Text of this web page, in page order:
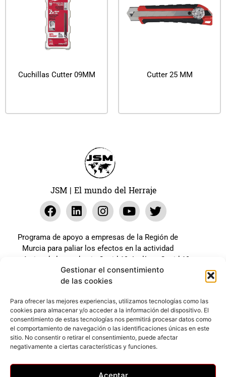
Gestionar el consentimiento
de las cookies
Para ofrecer las mejores experiencias, utilizamos tecnologías como las
cookies para almacenar y/o acceder a la información del dispositivo. El
consentimiento de estas tecnologías nos permitirá procesar datos como
el comportamiento de navegación o las identificaciones únicas en este
sitio. No consentir o retirar el consentimiento, puede afectar
negativamente a ciertas características y funciones.
Aceptar
Cuchillas Cutter 09MM Cutter 25 MM
JSM | El mundo del Herraje
Programa de apoyo a empresas de la Región de
Murcia para paliar los efectos en la actividad
económica de la pandemia Covid-19. La línea Covid-19
coste cero cofinanciada por la unión europea.
Expediente: 2020.07.COSI.0483
Web desarrollada gracias al Programa Kit Digital
Cofinanciado por los Fondos Next Generation (EU) del